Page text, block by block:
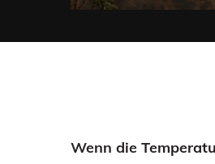
Wenn die